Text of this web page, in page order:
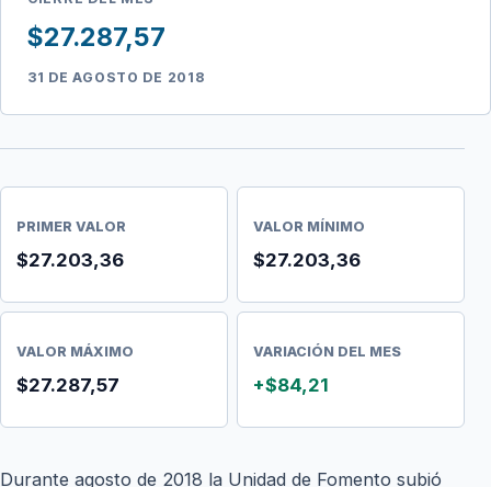
$27.287,57
31 DE AGOSTO DE 2018
PRIMER VALOR
$27.203,36
VALOR MÍNIMO
$27.203,36
VALOR MÁXIMO
$27.287,57
VARIACIÓN DEL MES
+$84,21
Durante agosto de 2018 la Unidad de Fomento subió